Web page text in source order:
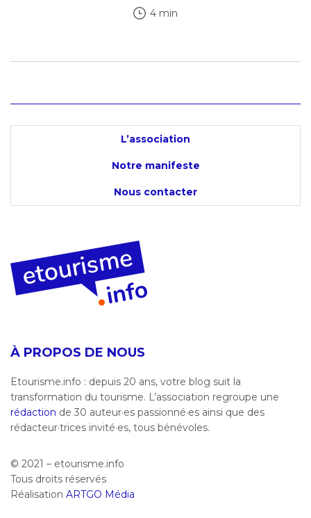
4 min
L’association
Notre manifeste
Nous contacter
À PROPOS DE NOUS
Etourisme.info : depuis 20 ans, votre blog suit la
transformation du tourisme. L’association regroupe une
rédaction de 30 auteur·es passionné·es ainsi que des
rédacteur·trices invité·es, tous bénévoles.
© 2021 – etourisme.info
Tous droits réservés
Réalisation ARTGO Média